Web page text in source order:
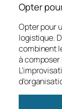
Opter
Opter pour
logistique.
combinent
à